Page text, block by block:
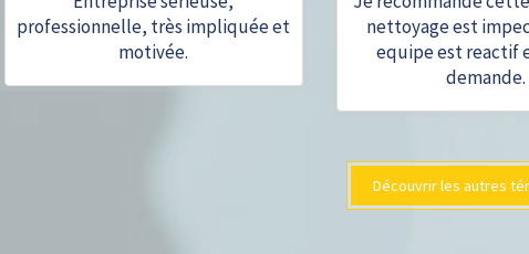
professionnelle, très impliquée et
motivée.
nettoyage est
equipe est reactif
demande.
Découvrir les autres